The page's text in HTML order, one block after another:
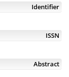
Identifier
ISSN
Abstract